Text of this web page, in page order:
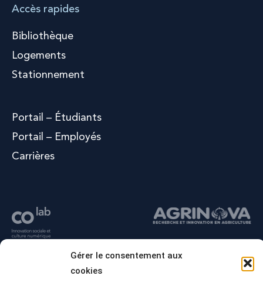
Gérer le consentement aux
cookies
Accès rapides
Bibliothèque
Logements
Stationnement
Portail – Étudiants
Portail – Employés
Carrières